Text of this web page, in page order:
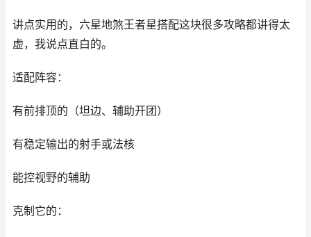
讲点实用的，六星地煞王者星搭配这块很多攻略都讲得太
虚，我说点直白的。
适配阵容：
有前排顶的（坦边、辅助开团）
有稳定输出的射手或法核
能控视野的辅助
克制它的：